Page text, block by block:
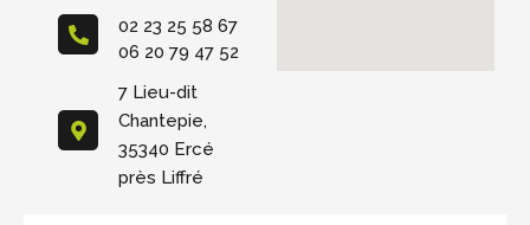
02 23 25 58 67
06 20 79 47 52
7 Lieu-dit
Chantepie,
35340 Ercé
près Liffré